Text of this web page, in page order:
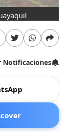
Notificaciones